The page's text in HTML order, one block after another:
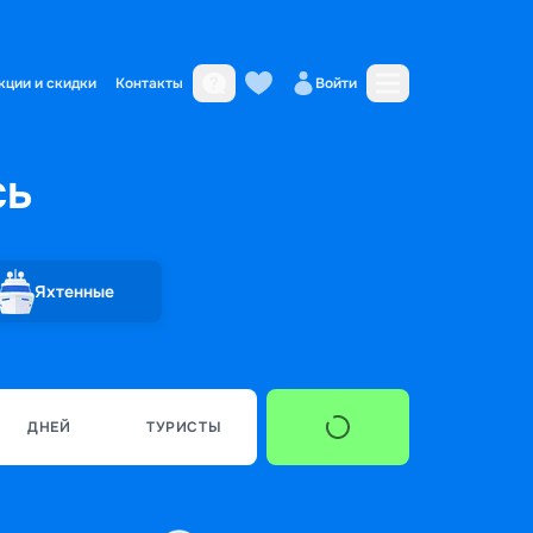
и скидки Контакты Войти
Яхтенные
ДНЕЙ ТУРИСТЫ